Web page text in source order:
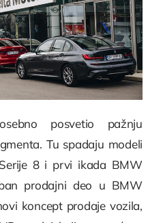
posvetio pažnju
Tu spadaju modeli
8 i prvi ikada BMW
prodajni deo u BMW
koncept prodaje vozila,